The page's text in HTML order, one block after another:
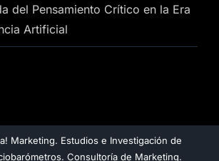
del Pensamiento Crítico en la Era
Artificial
Marketing. Estudios e Investigación de
Consultoría de Marketing.